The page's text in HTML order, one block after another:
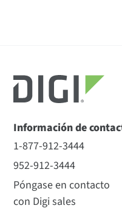
Información de
1-877-912-3444
952-912-3444
Póngase en contacto
con Digi sales